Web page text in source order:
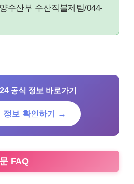
수산부 수산직불제팀/044-
공식 정보 바로가기
정보 확인하기 →
FAQ